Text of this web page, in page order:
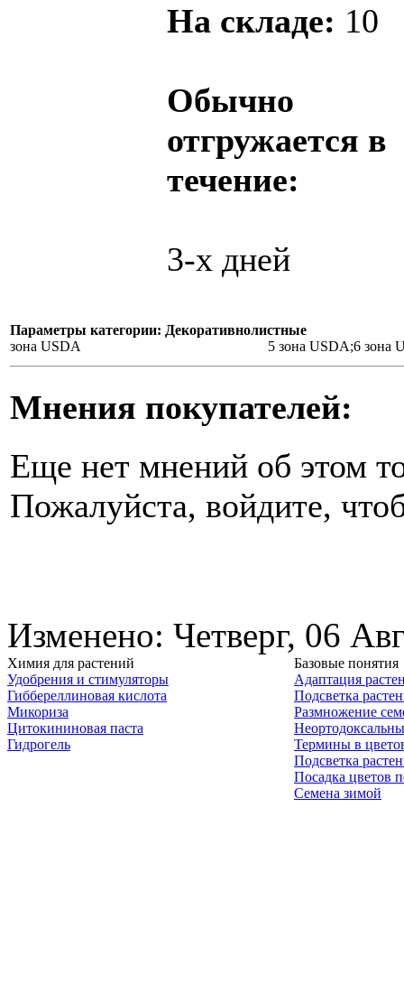
На складе: 10
Обычно
отгружается в
течение:
3-х дней
Параметры категории: Декоративнолистные
зона USDA
5 зона USDA;6 зона
Мнения покупателей:
Еще нет мнений об этом
Пожалуйста, войдите,
Изменено: Четверг, 06
Химия для растений
Удобрения и стимуляторы
Гиббереллиновая кислота
Микориза
Цитокининовая паста
Гидрогель
Базовые понятия
Адаптация
Подсветка
Размножение
Термины в
Подсветка
Посадка цветов
Семена зимой